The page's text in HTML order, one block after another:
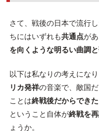
さて、戦後の日本で流行
ちにはいずれも共通点が
を向くような明るい曲調
以下は私なりの考えにな
リカ発祥の音楽で、敵国
ことは終戦後だからでき
ということ自体が終戦を
ょうか。